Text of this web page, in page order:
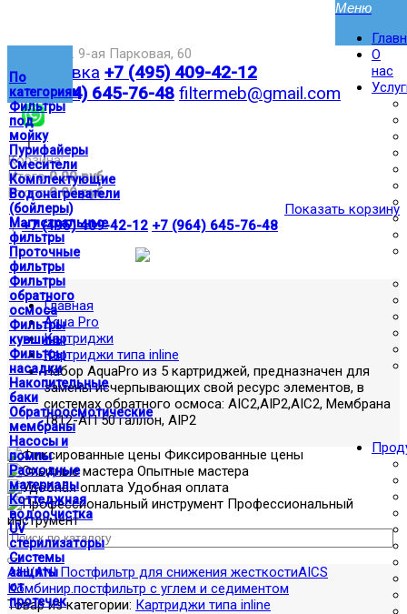
По
категориям
Фильтры
под
мойку
Пурифайеры
Смесители
Комплектующие
Водонагреватели
(бойлеры)
Магистральные
фильтры
Проточные
фильтры
Фильтры
обратного
осмоса
Фильтры
кувшины
Фильтры
насадки
Накопительные
баки
Обратноосмотические
мембраны
Насосы и
помпы
Расходные
материалы
Коттеджная
водоочистка
UV
стерилизаторы
Системы
защиты
от
протечек
Москва,ул. 9-ая Парковая, 60
Доставка +7 (495) 409-42-12
+7 (964) 645-76-48 filtermeb@gmail.com
|
Корзина:
Итого0.00 руб
Итого0.00 руб
Показать корзину
| +7 (495) 409-42-12 +7 (964) 645-76-48
О
нас
Главная
Aqua Pro
Картриджи
Картриджи типа inline
Набор AquaPro из 5 картриджей, предназначен для
замены исчерпывающих свой ресурс элементов, в
системах обратного осмоса: AIC2,AIP2,AIC2, Мембрана
1812-АП 50 галлон, AIP2
Фиксированные цены
Опытные мастера
Удобная оплата
Профессиональный
инструмент
AIH/ANI Постфильтр для снижения жесткостиAICS
Комбинир.постфильтр с углем и седиментом
Товар из категории: Картриджи типа inline